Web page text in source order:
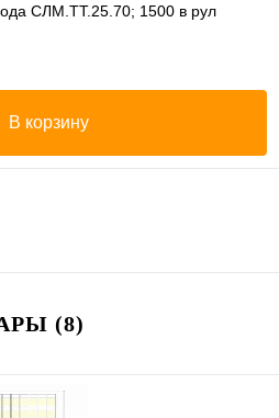
СЛМ.ТТ.25.70; 1500 в рул
В корзину
(8)